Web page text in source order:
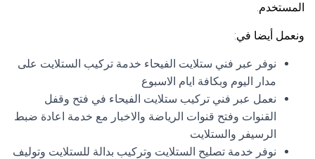
المستخدم.
ونعمل أيضا في:
نوفر عبر فني ستلايت الفيحاء خدمة تركيب الستلايت على
مدار اليوم وبكافة ايام الاسبوع
نعمل عبر فني تركيب ستلايت الفيحاء في فتح وقفل
القنوات وفتح قنوات الرياضة والاخبار مع خدمة اعادة ضبط
الرسيفر والستلايت
نوفر خدمة تصليح الستلايت وتركيب بدالة للستلايت وتوليف